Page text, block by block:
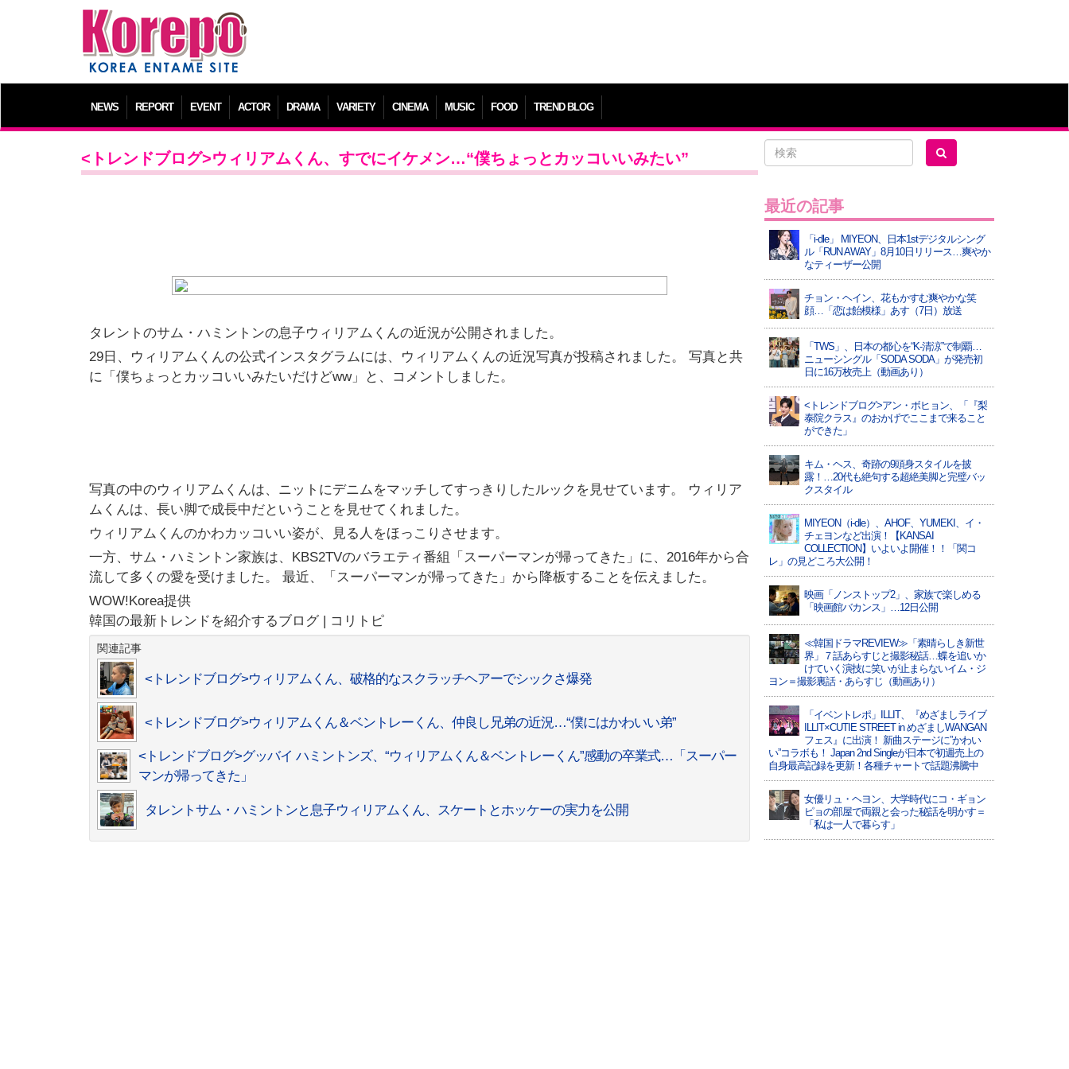
NEWS REPORT EVENT ACTOR DRAMA VARIETY CINEMA MUSIC FOOD TREND BLOG
<トレンドブログ>ウィリアムくん、すでにイケメン…“僕ちょっとカッコいいみたい”
タレントのサム・ハミントンの息子ウィリアムくんの近況が公開されました。
29日、ウィリアムくんの公式インスタグラムには、ウィリアムくんの近況写真が投稿されました。 写真と共
に「僕ちょっとカッコいいみたいだけどww」と、コメントしました。
写真の中のウィリアムくんは、ニットにデニムをマッチしてすっきりしたルックを見せています。 ウィリア
ムくんは、長い脚で成長中だということを見せてくれました。
ウィリアムくんのかわカッコいい姿が、見る人をほっこりさせます。
一方、サム・ハミントン家族は、KBS2TVのバラエティ番組「スーパーマンが帰ってきた」に、2016年から合
流して多くの愛を受けました。 最近、「スーパーマンが帰ってきた」から降板することを伝えました。
WOW!Korea提供
韓国の最新トレンドを紹介するブログ | コリトピ
関連記事
<トレンドブログ>ウィリアムくん、破格的なスクラッチヘアーでシックさ爆発
<トレンドブログ>ウィリアムくん＆ベントレーくん、仲良し兄弟の近況…“僕にはかわいい弟”
<トレンドブログ>グッバイ ハミントンズ、“ウィリアムくん＆ベントレーくん”感動の卒業式…「スーパー
マンが帰ってきた」
タレントサム・ハミントンと息子ウィリアムくん、スケートとホッケーの実力を公開
最近の記事
「i-dle」 MIYEON、日本1stデジタルシング
ル「RUN AWAY」8月10日リリース…爽やか
なティーザー公開
チョン・ヘイン、花もかすむ爽やかな笑
顔…「恋は飴模様」あす（7日）放送
「TWS」、日本の都心を“K-清涼”で制覇…
ニューシングル「SODA SODA」が発売初
日に16万枚売上（動画あり）
<トレンドブログ>アン・ボヒョン、「『梨
泰院クラス』のおかげでここまで来ること
ができた」
キム・ヘス、奇跡の9頭身スタイルを披
露！…20代も絶句する超絶美脚と完璧バッ
クスタイル
MIYEON（i-dle）、​AHOF​、YUMEKI、イ・
チェヨンなど出演！【KANSAI
COLLECTION】いよいよ開催！！「関コ
レ」の見どころ大公開！
映画「ノンストップ2」、家族で楽しめる
「映画館バカンス」…12日公開
≪韓国ドラマREVIEW≫「素晴らしき新世
界」７話あらすじと撮影秘話…蝶を追いか
けていく演技に笑いが止まらないイム・ジ
ヨン＝撮影裏話・あらすじ（動画あり）
「イベントレポ」ILLIT、『めざましライブ
ILLIT×CUTIE STREET in めざましWANGAN
フェス』に出演！ 新曲ステージに”かわい
い”コラボも！ Japan 2nd Singleが日本で初週売上の
自身最高記録を更新！各種チャートで話題沸騰中
女優リュ・ヘヨン、大学時代にコ・ギョン
ピョの部屋で両親と会った秘話を明かす＝
「私は一人で暮らす」